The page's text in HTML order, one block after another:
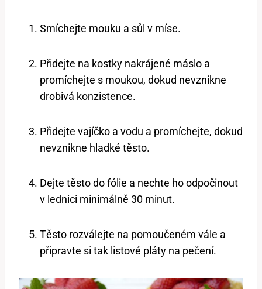
Smíchejte mouku a sůl v míse.
Přidejte na kostky nakrájené máslo a
promíchejte s moukou, dokud nevznikne
drobivá konzistence.
Přidejte vajíčko a vodu a promíchejte, dokud
nevznikne hladké těsto.
Dejte těsto do fólie a nechte ho odpočinout
v lednici minimálně 30 minut.
Těsto rozválejte na pomoučeném vále a
připravte si tak listové pláty na pečení.